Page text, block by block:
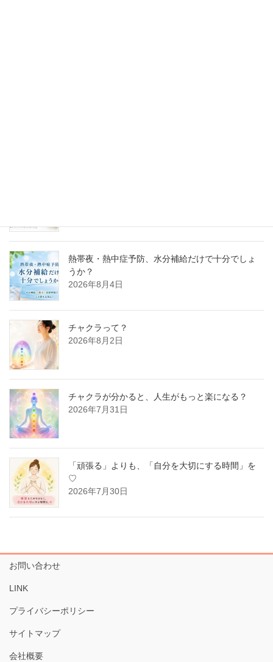
熱帯夜・熱中症予防、水分補給だけで十分でしょ
うか？
2026年8月4日
チャクラって？
2026年8月2日
チャクラが分かると、人生がもっと楽になる？
2026年7月31日
「頑張る」よりも、「自分を大切にする時間」を
♡
2026年7月30日
お問い合わせ
LINK
プライバシーポリシー
サイトマップ
会社概要